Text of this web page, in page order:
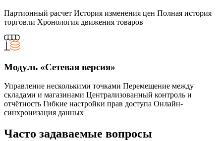
Партионный расчет История изменения цен Полная история
торговли Хронология движения товаров
Модуль «Сетевая версия»
Управление несколькими точками Перемещение между
складами и магазинами Централизованный контроль и
отчётность Гибкие настройки прав доступа Онлайн-
синхронизация данных
Часто задаваемые вопросы